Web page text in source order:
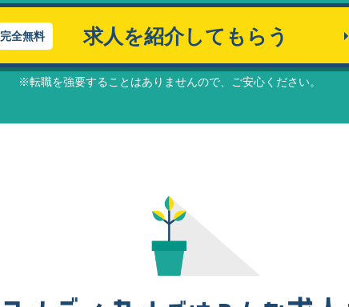
完全無料 求人を紹介してもらう
※転職を強要することはありませんので、ご安⼼ください。